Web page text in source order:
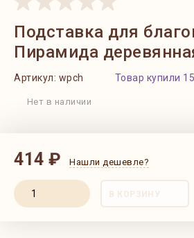
Подставка для
Пирамида
Артикул: wpch Товар купили
Нет в наличии
414 ₽ Нашли дешевле?
В КОРЗИНУ